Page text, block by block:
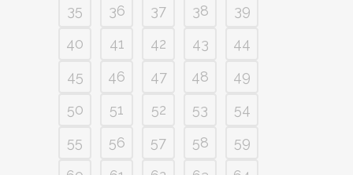
35
36 37 38
39
40
41 42 43
44
45
46 47 48
49
50
51 52 53
54
55
56 57 58
59